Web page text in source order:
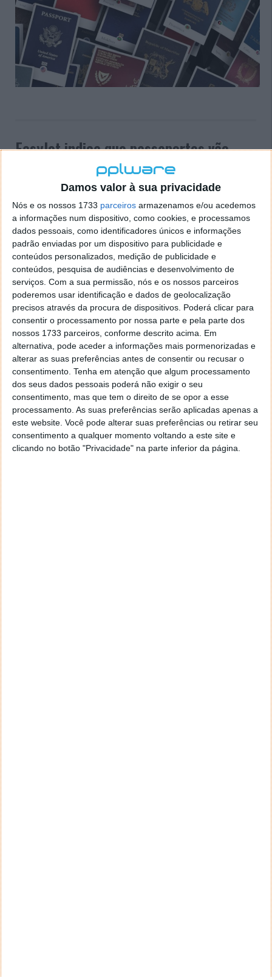
Damos valor à sua privacidade
Nós e os nossos 1733 parceiros armazenamos e/ou acedemos
a informações num dispositivo, como cookies, e processamos
dados pessoais, como identificadores únicos e informações
padrão enviadas por um dispositivo para publicidade e
conteúdos personalizados, medição de publicidade e
conteúdos, pesquisa de audiências e desenvolvimento de
serviços. Com a sua permissão, nós e os nossos parceiros
poderemos usar identificação e dados de geolocalização
precisos através da procura de dispositivos. Poderá clicar para
consentir o processamento por nossa parte e pela parte dos
nossos 1733 parceiros, conforme descrito acima. Em
alternativa, pode aceder a informações mais pormenorizadas e
alterar as suas preferências antes de consentir ou recusar o
consentimento. Tenha em atenção que algum processamento
dos seus dados pessoais poderá não exigir o seu
consentimento, mas que tem o direito de se opor a esse
processamento. As suas preferências serão aplicadas apenas a
este website. Você pode alterar suas preferências ou retirar seu
consentimento a qualquer momento voltando a este site e
clicando no botão "Privacidade" na parte inferior da página.
EasyJet indica que passaportes vão
acabar… mas calma
NOTÍCIAS 3 COMENTÁRIOS
O Passaporte Eletrónico, um documento de viagem
individual, que permite ao seu titular a entrada e
saída do seu território nacional, bem como do
território de outros Estados que o reconheçam para
esse efeito. Um estudo da easyJet indica que
passaportes vão acabar.